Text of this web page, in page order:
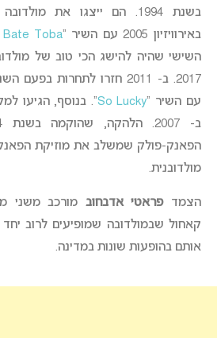
בשנת 1994. הם ייצגו את
באירוויזיון 2005 עם השיר “
Bate Toba
השישי שהיה להישג הכי טוב של
עם השיר “So Lucky“. בנוסף, הגיעו
הפאנק-פולק שמשלב את מוזיקת
מולדובנית.
הצמדפראטי אדבחוב מורכב משני
קאחול שבמולדובה שמופיעים לרוב
אותם בהופעות שונות במדינה.